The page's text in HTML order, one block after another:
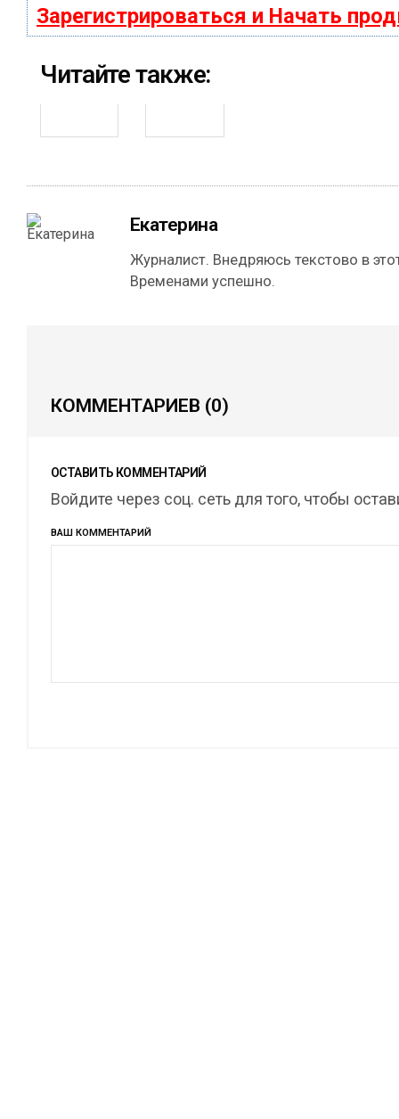
Зарегистрироваться и Начать
Читайте также:
Екатерина
Журналист. Внедряюсь текстово в
Временами успешно.
КОММЕНТАРИЕВ (0)
ОСТАВИТЬ КОММЕНТАРИЙ
Войдите через соц. сеть для того, чтобы
ВАШ КОММЕНТАРИЙ